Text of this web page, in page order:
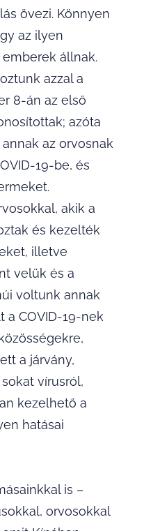
övezi. Könnyen
az ilyen
állnak.
azzal a
8-án az első
azóta
az orvosnak
19-be, és
akik a
és kezelték
illetve
velük és a
voltunk annak
a COVID-19-nek
a járvány,
vírusról,
kezelhető a
hatásai
is –
orvosokkal